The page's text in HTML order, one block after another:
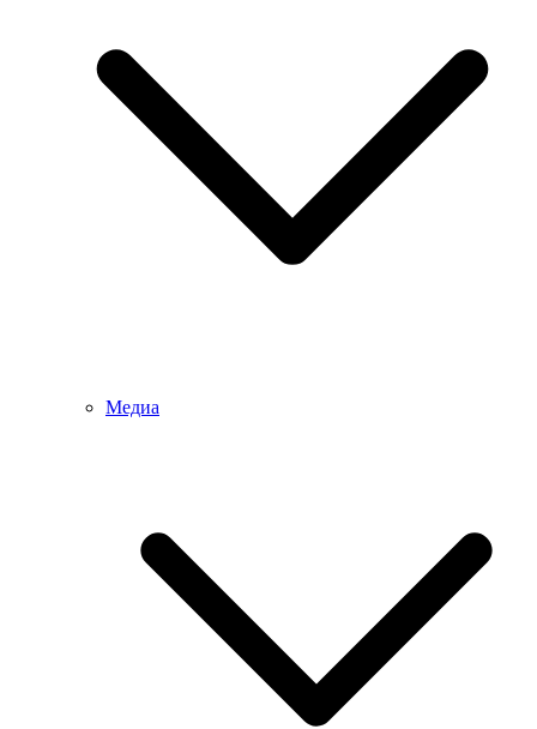
Медиа